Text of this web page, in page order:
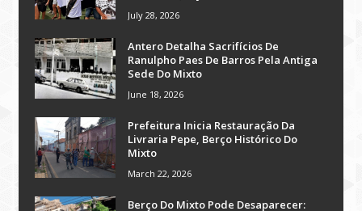
July 28, 2026
Antero Detalha Sacrifícios De
Ranulpho Paes De Barros Pela Antiga
Sede Do Mixto
June 18, 2026
Prefeitura Inicia Restauração Da
Livraria Pepe, Berço Histórico Do
Mixto
March 22, 2026
Berço Do Mixto Pode Desaparecer: